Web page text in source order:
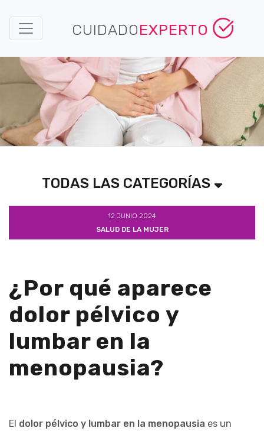
CUIDADOEXPERTO
TODAS LAS CATEGORÍAS
12 JUNIO 2024
SALUD DE LA MUJER
¿Por qué aparece
dolor pélvico y
lumbar en la
menopausia?
El dolor pélvico y lumbar en la menopausia es un